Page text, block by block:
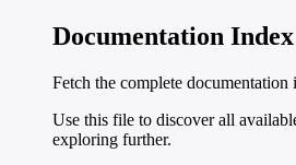
Documentation Index
Fetch the complete documentation
Use this file to discover all
exploring further.